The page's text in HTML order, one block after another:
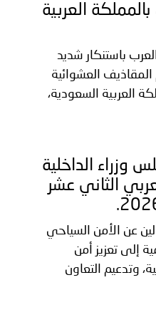
ــ الموافق 2026/08/05 م - الشرطة
والتوعية والإرشاد المجتمعي..
22هـ ــ الموافق 2026/08/05 م - شرطة أبوظبي
22هـ ــ الموافق 2026/08/05 م - شرطة أبوظبي
22هـ ــ الموافق 2026/08/05 م - شرطة أبوظبي
ــ الموافق 2026/08/05 م - بمناسبة صدور
العربية
باستنكار شديد
المقاذيف العشوائية
العربية السعودية،
وزراء الداخلية
الثاني عشر
عن الأمن السياحي
إلى تعزيز أمن
وتدعيم التعاون